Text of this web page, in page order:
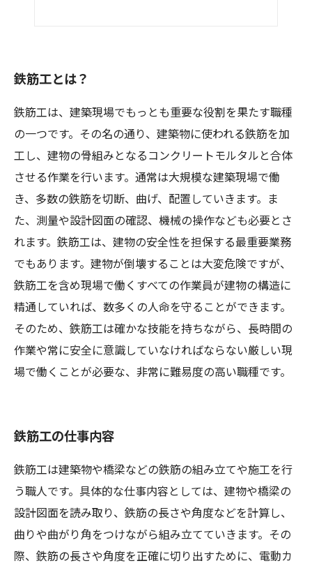
鉄筋工とは？
鉄筋工は、建築現場でもっとも重要な役割を果たす職種
の一つです。その名の通り、建築物に使われる鉄筋を加
工し、建物の骨組みとなるコンクリートモルタルと合体
させる作業を行います。通常は大規模な建築現場で働
き、多数の鉄筋を切断、曲げ、配置していきます。ま
た、測量や設計図面の確認、機械の操作なども必要とさ
れます。鉄筋工は、建物の安全性を担保する最重要業務
でもあります。建物が倒壊することは大変危険ですが、
鉄筋工を含め現場で働くすべての作業員が建物の構造に
精通していれば、数多くの人命を守ることができます。
そのため、鉄筋工は確かな技能を持ちながら、長時間の
作業や常に安全に意識していなければならない厳しい現
場で働くことが必要な、非常に難易度の高い職種です。
鉄筋工の仕事内容
鉄筋工は建築物や橋梁などの鉄筋の組み立てや施工を行
う職人です。具体的な仕事内容としては、建物や橋梁の
設計図面を読み取り、鉄筋の長さや角度などを計算し、
曲りや曲がり角をつけながら組み立てていきます。その
際、鉄筋の長さや角度を正確に切り出すために、電動カ